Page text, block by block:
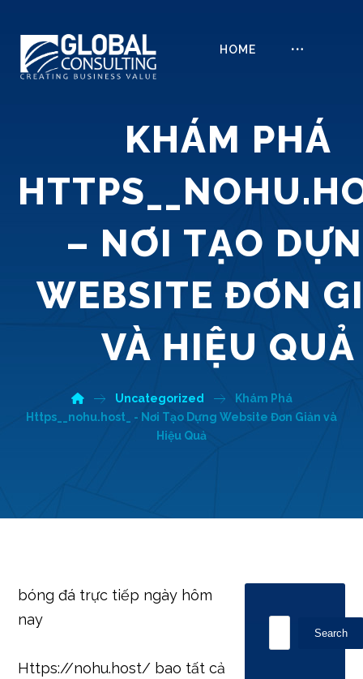
HOME
KHÁM PHÁ
– NƠI TẠO
WEBSITE ĐƠN
VÀ HIỆU QUẢ
Uncategorized
Khám Phá
Https__nohu.host_ - Nơi Tạo Dựng Website Đơn Giản và
Hiệu Quả
bóng đá trực tiếp ngày hôm
nay
Https://nohu.host/ bao tất cả
Search